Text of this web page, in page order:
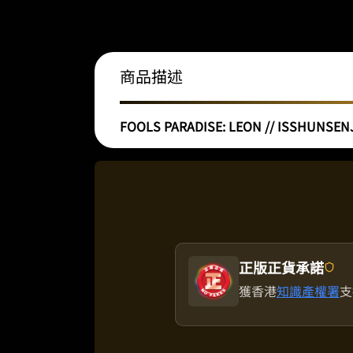
商品描述
FOOLS PARADISE: LEON //
正版正貨承諾
獲香港知識產權署